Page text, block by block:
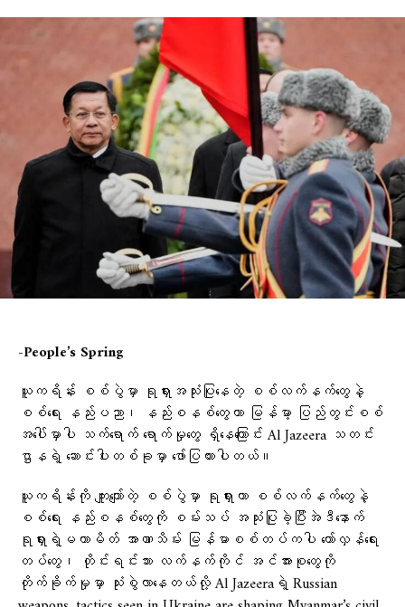
-People’s Spring
ယူကရိန်း စစ်ပွဲမှာ ရုရှားအသုံးပြုနေတဲ့ စစ်လက်နက်တွေနဲ့
စစ်ရေး နည်းပညာ၊ နည်းစနစ်တွေဟာ မြန်မာ့ ပြည်တွင်းစစ်
အပေါ်မှာပါ သက်ရောက် ရောက်မှုတွေ ရှိနေကြောင်း Al Jazeera သတင်း
ဌာနရဲ့ ဆောင်းပါးတစ်ခုမှာ ဖော်ပြထားပါတယ်။
ယူကရိန်းကို ကျူးကျော်တဲ့ စစ်ပွဲမှာ ရုရှားဟာ စစ်လက်နက်တွေနဲ့
စစ်ရေး နည်းစနစ်တွေကို စမ်းသပ် အသုံးပြုခဲ့ပြီးအဲဒီနောက်
ရုရှားရဲ့မဟာမိတ် အာဏာသိမ်း မြန်မာစစ်တပ်ကပါ တော်လှန်ရေး
တပ်တွေ၊ တိုင်းရင်းသား လက်နက်ကိုင် အင်အားစုတွေကို
တိုက်ခိုက်မှုမှာ သုံးစွဲလာနေတယ်လို့ Al Jazeeraရဲ့ Russian